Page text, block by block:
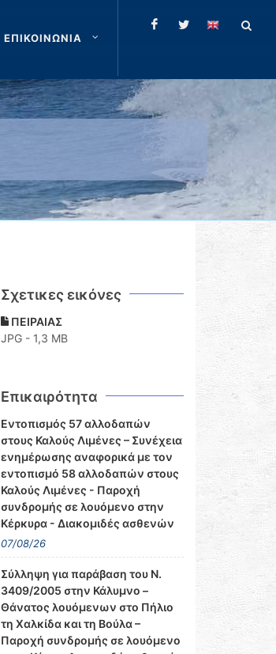
ΕΠΙΚΟΙΝΩΝΙΑ
Σχετικες εικόνες
ΠΕΙΡΑΙΑΣ
JPG - 1,3 MB
Επικαιρότητα
Εντοπισμός 57 αλλοδαπών
στους Καλούς Λιμένες – Συνέχεια
ενημέρωσης αναφορικά με τον
εντοπισμό 58 αλλοδαπών στους
Καλούς Λιμένες - Παροχή
συνδρομής σε λουόμενο στην
Κέρκυρα - Διακομιδές ασθενών
07/08/26
Σύλληψη για παράβαση του Ν.
3409/2005 στην Κάλυμνο –
Θάνατος λουόμενων στο Πήλιο
τη Χαλκίδα και τη Βούλα –
Παροχή συνδρομής σε λουόμενο